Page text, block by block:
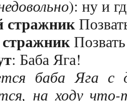
): ну и
: Баба Яга!
баба Яга с
на ходу